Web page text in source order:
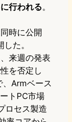
行われる。
時に公開
た。
来週の発表
を否定し
、Armベース
トPC市場
ロセス製造